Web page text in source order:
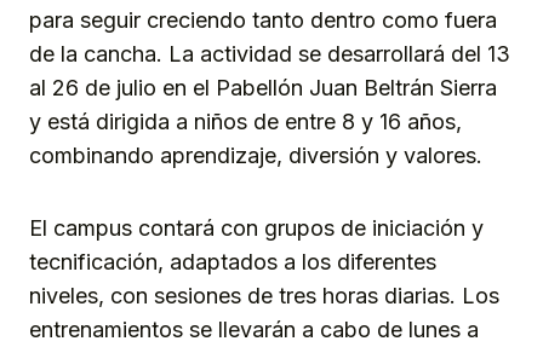
para seguir creciendo tanto dentro como fuera
de la cancha. La actividad se desarrollará del 13
al 26 de julio en el Pabellón Juan Beltrán Sierra
y está dirigida a niños de entre 8 y 16 años,
combinando aprendizaje, diversión y valores.
El campus contará con grupos de iniciación y
tecnificación, adaptados a los diferentes
niveles, con sesiones de tres horas diarias. Los
entrenamientos se llevarán a cabo de lunes a